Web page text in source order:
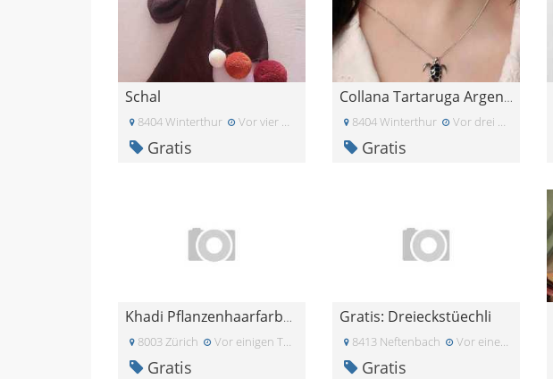
Schal
8404 Winterthur Vor vier Wochen
Gratis
Collana Tartaruga Argento e Nero
8404 Winterthur Vor drei Wochen
Gratis
Khadi Pflanzenhaarfarbe Mahagoni
8003 Zürich Vor einigen Tagen
Gratis
Gratis: Dreieckstüechli
8413 Neftenbach Vor einer Woche
Gratis